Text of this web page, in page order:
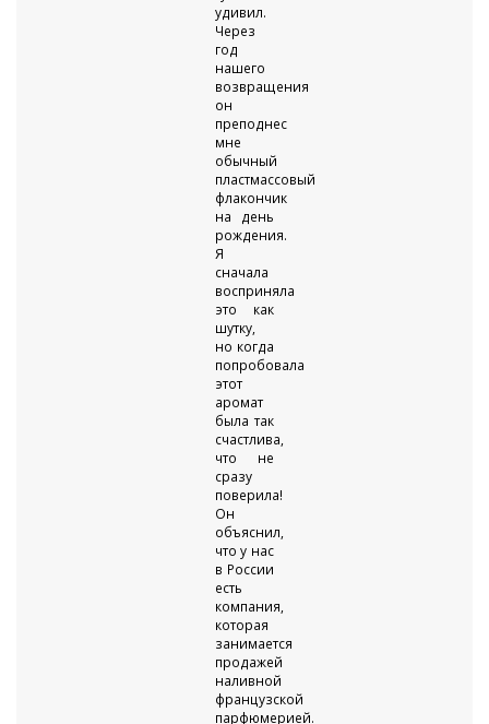
удивил.
Через
год
нашего
возвращения
он
преподнес
мне
обычный
пластмассовый
флакончик
на день
рождения.
Я
сначала
восприняла
это как
шутку,
но когда
попробовала
этот
аромат
была так
счастлива,
что не
сразу
поверила!
Он
объяснил,
что у нас
в России
есть
компания,
которая
занимается
продажей
наливной
французской
парфюмерией.